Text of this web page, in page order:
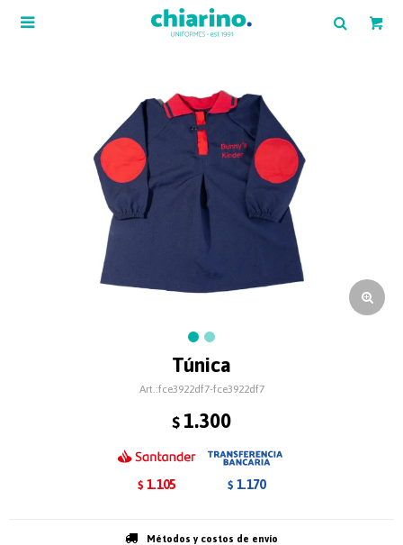

Túnica
fce3922df7-fce3922df7
$ 1.300
$ 1.105 $ 1.170
Métodos y costos de envío